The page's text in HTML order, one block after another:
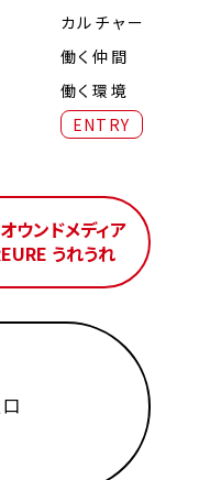
カルチャー
働く仲間
働く環境
ENTRY
ウンドメディア
うれうれ